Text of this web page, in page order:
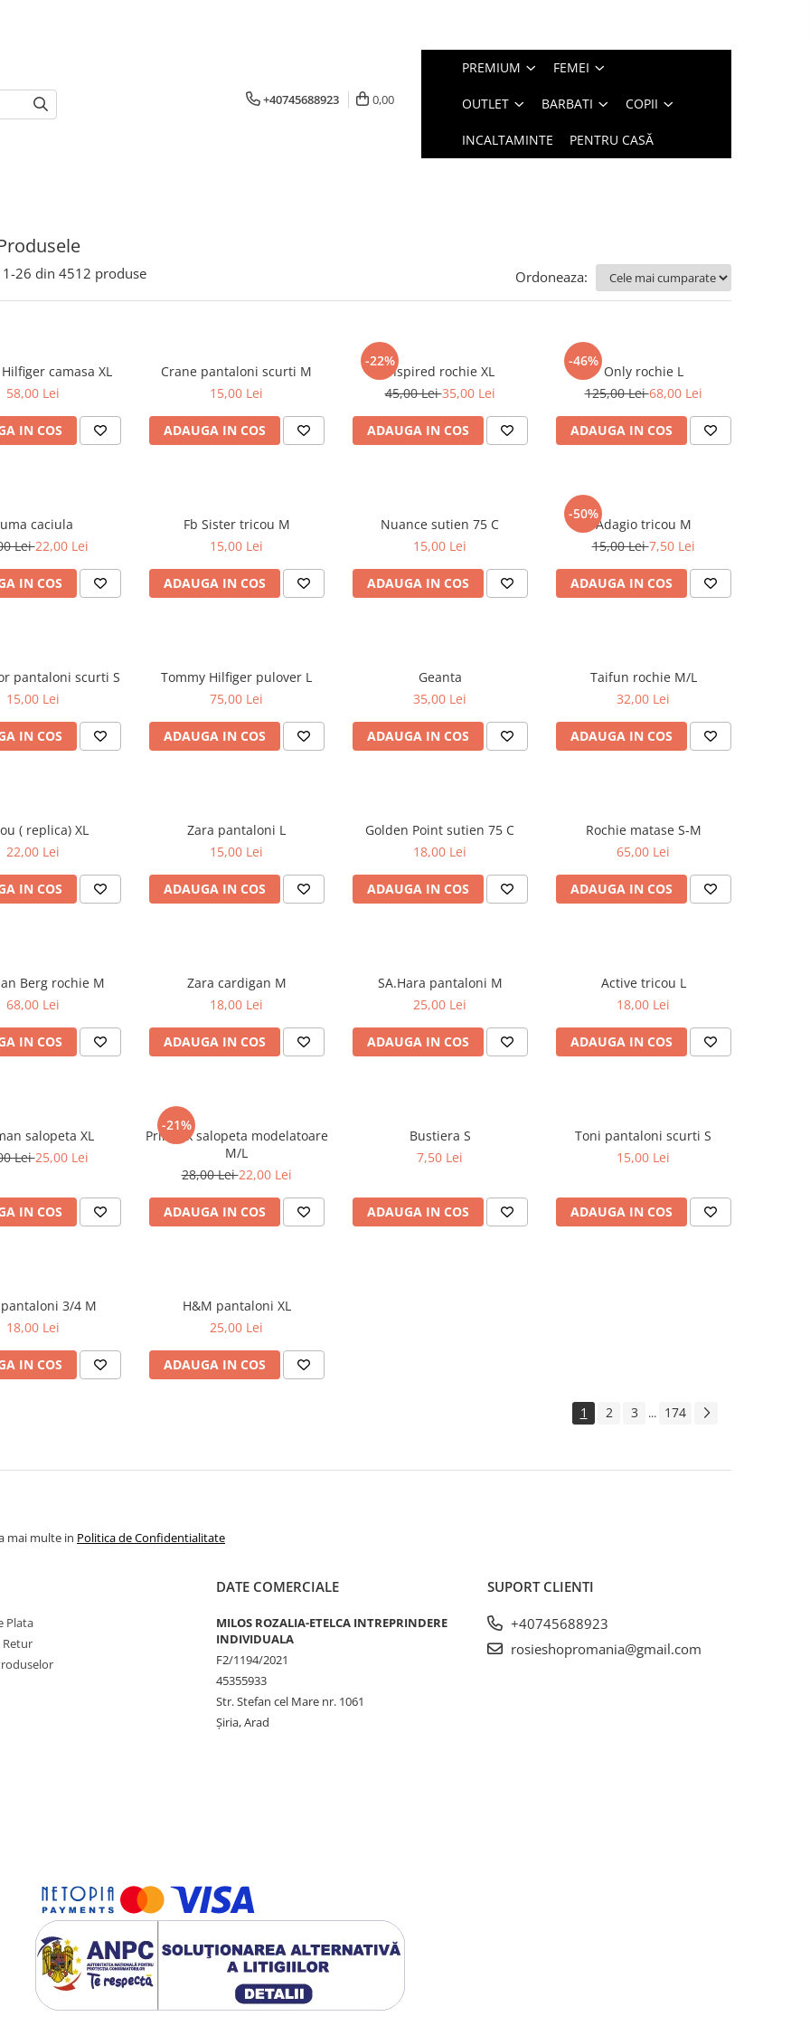
+40745688923 0,00
PREMIUM FEMEI
OUTLET BARBATI COPII
INCALTAMINTE PENTRU CASĂ
1-26 din 4512 produse Ordoneaza:
Tommy Hilfiger camasa XL
58,00 Lei
IN COS
Crane pantaloni scurti M
15,00 Lei
ADAUGA IN COS
-22%
Inspired rochie XL
45,00 Lei35,00 Lei
ADAUGA IN COS
-46%
Only rochie L
125,00 Lei68,00 Lei
ADAUGA IN COS
caciula
Lei22,00 Lei
IN COS
Fb Sister tricou M
15,00 Lei
ADAUGA IN COS
Nuance sutien 75 C
15,00 Lei
ADAUGA IN COS
-50%
Adagio tricou M
15,00 Lei7,50 Lei
ADAUGA IN COS
Tom Tailor pantaloni scurti S
15,00 Lei
IN COS
Tommy Hilfiger pulover L
75,00 Lei
ADAUGA IN COS
Geanta
35,00 Lei
ADAUGA IN COS
Taifun rochie M/L
32,00 Lei
ADAUGA IN COS
Tricou ( replica) XL
22,00 Lei
IN COS
Zara pantaloni L
15,00 Lei
ADAUGA IN COS
Golden Point sutien 75 C
18,00 Lei
ADAUGA IN COS
Rochie matase S-M
65,00 Lei
ADAUGA IN COS
Christian Berg rochie M
68,00 Lei
IN COS
Zara cardigan M
18,00 Lei
ADAUGA IN COS
SA.Hara pantaloni M
25,00 Lei
ADAUGA IN COS
Active tricou L
18,00 Lei
ADAUGA IN COS
Zeeman salopeta XL
Lei25,00 Lei
IN COS
-21%
Primark salopeta modelatoare
M/L
28,00 Lei22,00 Lei
ADAUGA IN COS
Bustiera S
7,50 Lei
ADAUGA IN COS
Toni pantaloni scurti S
15,00 Lei
ADAUGA IN COS
Only pantaloni 3/4 M
18,00 Lei
IN COS
H&M pantaloni XL
25,00 Lei
ADAUGA IN COS
1 2 3 ... 174
mai multe in Politica de Confidentialitate
Plata
Retur
DATE COMERCIALE
MILOS ROZALIA-ETELCA INTREPRINDERE
INDIVIDUALA
F2/1194/2021
45355933
Str. Stefan cel Mare nr. 1061
Șiria, Arad
SUPORT CLIENTI
+40745688923
rosieshopromania@gmail.com